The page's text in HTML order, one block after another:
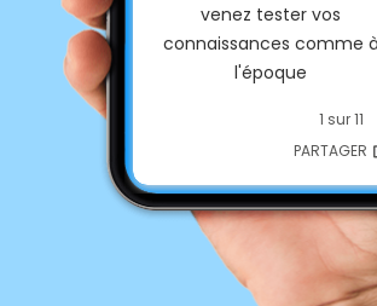
venez tester vos
connaissances comme à
l'époque
03.86.84.53.32
06.07.37.73.57
1 sur 11
PARTAGER